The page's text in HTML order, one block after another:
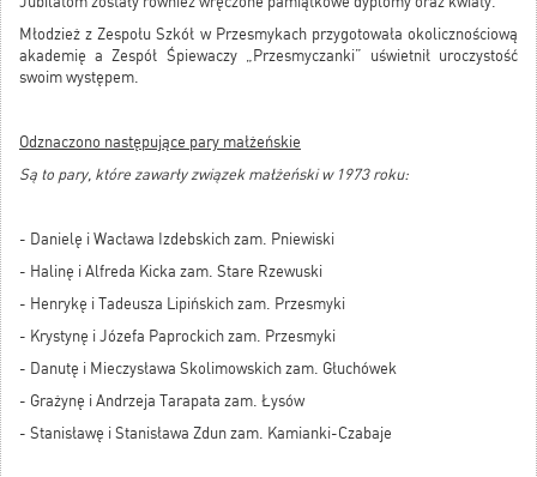
Młodzież z Zespołu Szkół w Przesmykach przygotowała okolicznościową
akademię a Zespół Śpiewaczy „Przesmyczanki” uświetnił uroczystość
swoim występem.
Odznaczono następujące pary małżeńskie
Są to pary, które zawarły związek małżeński w 1973 roku:
- Danielę i Wacława Izdebskich zam. Pniewiski
- Halinę i Alfreda Kicka zam. Stare Rzewuski
- Henrykę i Tadeusza Lipińskich zam. Przesmyki
- Krystynę i Józefa Paprockich zam. Przesmyki
- Danutę i Mieczysława Skolimowskich zam. Głuchówek
- Grażynę i Andrzeja Tarapata zam. Łysów
- Stanisławę i Stanisława Zdun zam. Kamianki-Czabaje